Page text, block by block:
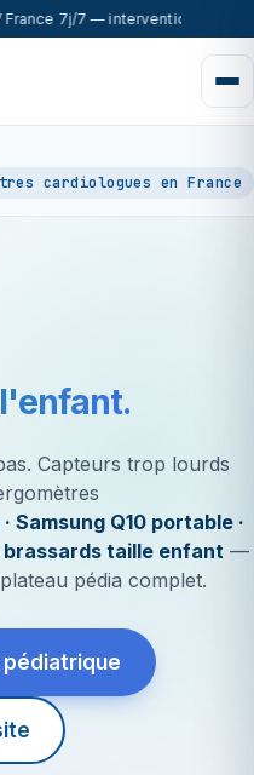
7j/7 — intervention sous
cardiologues en France
Capteurs trop lourds
Samsung Q10 portable ·
brassards taille enfant —
pédia complet.
pédiatrique